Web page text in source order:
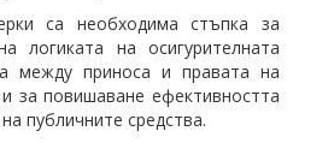
са необходима стъпка за
логиката на осигурителната
между приноса и правата на
за повишаване ефективността
публичните средства.